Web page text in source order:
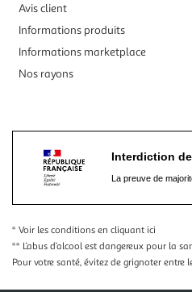
Avis client
Informations produits
Informations marketplace
Nos rayons
Interdiction
La preuve de
* Voir les conditions en cliquant ici
** L’abus d’alcool est dangereux pour la
Pour votre santé, évitez de grignoter entre